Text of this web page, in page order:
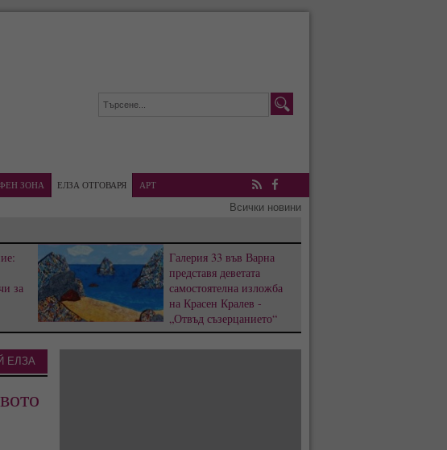
ЗОНА ЕЛЗА ОТГОВАРЯ
АРТ
RSS Facebook
Всички новини
за
Галерия 33 във Варна
представя деветата
самостоятелна изложба
на Красен Кралев -
„Отвъд съзерцанието“
ЕЛЗА